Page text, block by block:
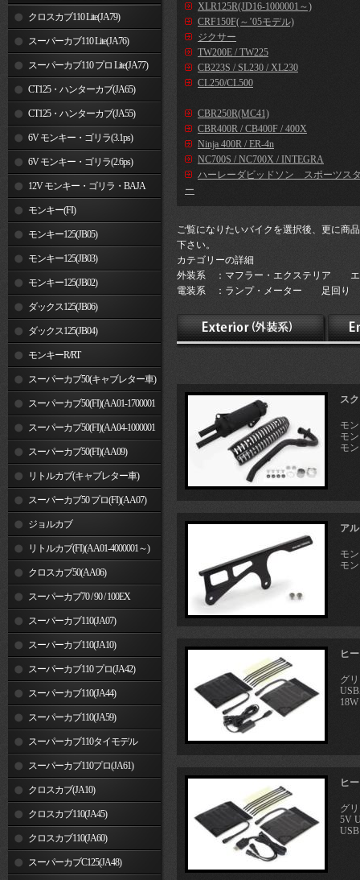
クロスカブ110 Lite(JA79)
スーパーカブ110 Lite(JA76)
スーパーカブ110 プロ Lite(JA77)
CT125・ハンターカブ(JA65)
CT125・ハンターカブ(JA55)
6V モンキー・ゴリラ(3.1ps)
6V モンキー・ゴリラ(2.6ps)
12V モンキー・ゴリラ・BAJA
モンキー(FI)
モンキー125(JB05)
モンキー125(JB03)
モンキー125(JB02)
ダックス125(JB06)
ダックス125(JB04)
モンキーR/RT
スーパーカブ50(キャブレター車)
スーパーカブ50(FI)(AA01-1700001
～) スーパーカブ50(FI)(AA04-1000001
～) スーパーカブ50(FI)(AA09)
リトルカブ(キャブレター車)
スーパーカブ50 プロ(FI)(AA07)
ジョルカブ
リトルカブ(FI)(AA01-4000001～)
クロスカブ50(AA06)
スーパーカブ70 / 90 / 100EX
スーパーカブ110(JA07)
スーパーカブ110(JA10)
スーパーカブ110 プロ(JA42)
スーパーカブ110(JA44)
スーパーカブ110(JA59)
スーパーカブ110タイモデル
(MLHJA56)
スーパーカブ110プロ(JA61)
クロスカブ(JA10)
クロスカブ110(JA45)
クロスカブ110(JA60)
スーパーカブC125(JA48)
XLR125R(JD16-1000001～)
CRF150F(～’05モデル)
ジクサー
TW200E / TW225
CB223S / SL230 / XL230
CL250/CL500
CBR250R(MC41)
CBR400R / CB400F / 400X
Ninja 400R / ER-4n
NC700S / NC700X / INTEGRA
ハーレーダビッドソン スポーツス
ー
ご覧になりたいバイクを選択後、更に商
下さい。
カテゴリーの詳細
外装系 ：マフラー・エクステリア エ
電装系 ：ランプ・メーター 足回り
ス
モ
モ
モ
ア
モ
モ
ヒ
グ
ヒ
グ
5V